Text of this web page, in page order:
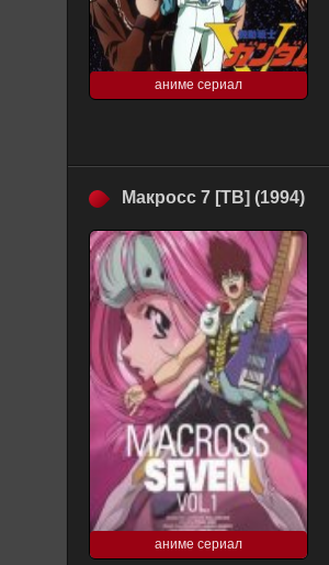
аниме сериал
Макросс 7 [ТВ] (1994)
аниме сериал